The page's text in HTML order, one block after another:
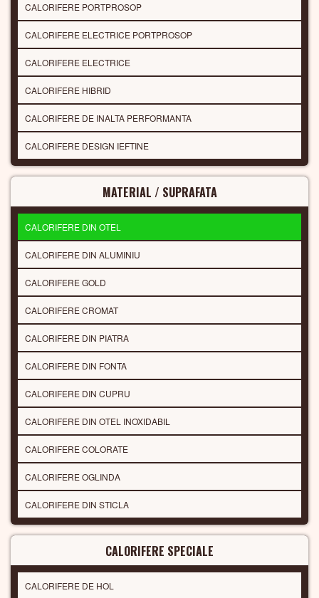
CALORIFERE PORTPROSOP
CALORIFERE ELECTRICE PORTPROSOP
CALORIFERE ELECTRICE
CALORIFERE HIBRID
CALORIFERE DE INALTA PERFORMANTA
CALORIFERE DESIGN IEFTINE
MATERIAL / SUPRAFATA
CALORIFERE DIN OTEL
CALORIFERE DIN ALUMINIU
CALORIFERE GOLD
CALORIFERE CROMAT
CALORIFERE DIN PIATRA
CALORIFERE DIN FONTA
CALORIFERE DIN CUPRU
CALORIFERE DIN OTEL INOXIDABIL
CALORIFERE COLORATE
CALORIFERE OGLINDA
CALORIFERE DIN STICLA
CALORIFERE SPECIALE
CALORIFERE DE HOL